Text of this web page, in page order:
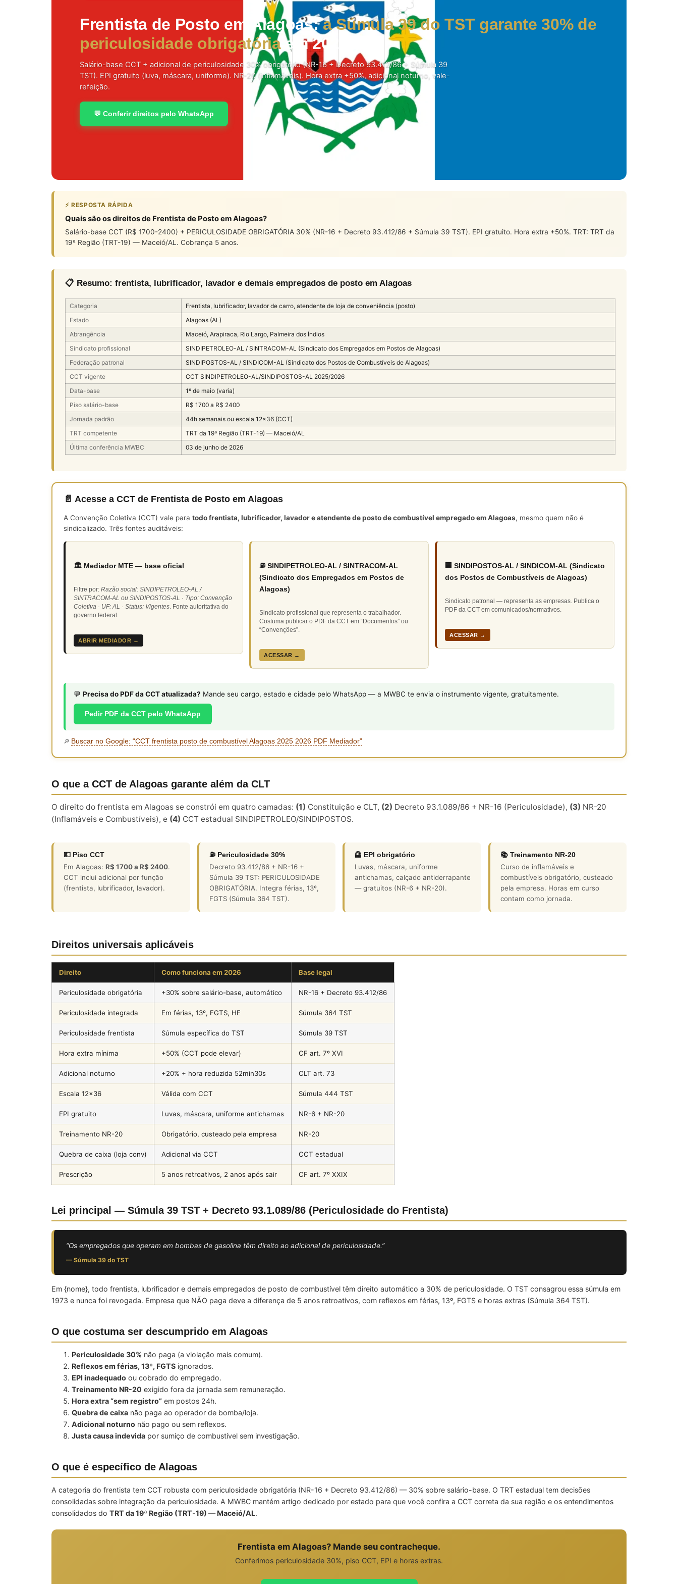
Frentista de Posto em Alagoas:a Súmula 39 do TST garante 30% de
periculosidade obrigatóriaem 2026.
Salário-base CCT + adicional de periculosidade 30% obrigatório (NR-16 + Decreto 93.412/86 + Súmula 39
TST). EPI gratuito (luva, máscara, uniforme). NR-20 (inflamáveis). Hora extra +50%, adicional noturno, vale-
refeição.
💬 Conferir direitos pelo WhatsApp
⚡ RESPOSTA RÁPIDA
Quais são os direitos de Frentista de Posto em Alagoas?
Salário-base CCT (R$ 1700-2400) + PERICULOSIDADE OBRIGATÓRIA 30% (NR-16 + Decreto 93.412/86 + Súmula 39 TST). EPI gratuito. Hora extra +50%. TRT: TRT da
19ª Região (TRT-19) — Maceió/AL. Cobrança 5 anos.
📋 Resumo: frentista, lubrificador, lavador e demais empregados de posto em Alagoas
Categoria
Frentista, lubrificador, lavador de carro, atendente de loja de conveniência (posto)
Estado
Alagoas (AL)
Abrangência
Maceió, Arapiraca, Rio Largo, Palmeira dos Índios
Sindicato profissional
SINDIPETROLEO-AL / SINTRACOM-AL (Sindicato dos Empregados em Postos de Alagoas)
Federação patronal
SINDIPOSTOS-AL / SINDICOM-AL (Sindicato dos Postos de Combustíveis de Alagoas)
CCT vigente
CCT SINDIPETROLEO-AL/SINDIPOSTOS-AL 2025/2026
Data-base
1º de maio (varia)
Piso salário-base
R$ 1700 a R$ 2400
Jornada padrão
44h semanais ou escala 12×36 (CCT)
TRT competente
TRT da 19ª Região (TRT-19) — Maceió/AL
Última conferência MWBC
03 de junho de 2026
📄 Acesse a CCT de Frentista de Posto em Alagoas
A Convenção Coletiva (CCT) vale para todo frentista, lubrificador, lavador e atendente de posto de combustível empregado em Alagoas, mesmo quem não é
sindicalizado. Três fontes auditáveis:
🏛️ Mediador MTE — base oficial
Filtre por: Razão social: SINDIPETROLEO-AL /
SINTRACOM-AL ou SINDIPOSTOS-AL · Tipo: Convenção
Coletiva · UF: AL · Status: Vigentes. Fonte autoritativa do
governo federal.
ABRIR MEDIADOR →
⛽ SINDIPETROLEO-AL / SINTRACOM-AL
(Sindicato dos Empregados em Postos de
Alagoas)
Sindicato profissional que representa o trabalhador.
Costuma publicar o PDF da CCT em “Documentos” ou
“Convenções”.
ACESSAR →
🏢 SINDIPOSTOS-AL / SINDICOM-AL (Sindicato
dos Postos de Combustíveis de Alagoas)
Sindicato patronal — representa as empresas. Publica o
PDF da CCT em comunicados/normativos.
ACESSAR →
💬 Precisa do PDF da CCT atualizada? Mande seu cargo, estado e cidade pelo WhatsApp — a MWBC te envia o instrumento vigente, gratuitamente.
Pedir PDF da CCT pelo WhatsApp
🔎 Buscar no Google: “CCT frentista posto de combustível Alagoas 2025 2026 PDF Mediador”
O que a CCT de Alagoas garante além da CLT
O direito do frentista em Alagoas se constrói em quatro camadas: (1) Constituição e CLT, (2) Decreto 93.1.089/86 + NR-16 (Periculosidade), (3) NR-20
(Inflamáveis e Combustíveis), e (4) CCT estadual SINDIPETROLEO/SINDIPOSTOS.
💵 Piso CCT
Em Alagoas: R$ 1700 a R$ 2400.
CCT inclui adicional por função
(frentista, lubrificador, lavador).
⛽ Periculosidade 30%
Decreto 93.412/86 + NR-16 +
Súmula 39 TST: PERICULOSIDADE
OBRIGATÓRIA. Integra férias, 13º,
FGTS (Súmula 364 TST).
🦺 EPI obrigatório
Luvas, máscara, uniforme
antichamas, calçado antiderrapante
— gratuitos (NR-6 + NR-20).
📚 Treinamento NR-20
Curso de inflamáveis e
combustíveis obrigatório, custeado
pela empresa. Horas em curso
contam como jornada.
Direitos universais aplicáveis
Direito Como funciona em 2026 Base legal
Periculosidade obrigatória +30% sobre salário-base, automático NR-16 + Decreto 93.412/86
Periculosidade integrada Em férias, 13º, FGTS, HE Súmula 364 TST
Periculosidade frentista Súmula específica do TST Súmula 39 TST
Hora extra mínima +50% (CCT pode elevar) CF art. 7º XVI
Adicional noturno +20% + hora reduzida 52min30s CLT art. 73
Escala 12×36 Válida com CCT Súmula 444 TST
EPI gratuito Luvas, máscara, uniforme antichamas NR-6 + NR-20
Treinamento NR-20 Obrigatório, custeado pela empresa NR-20
Quebra de caixa (loja conv) Adicional via CCT CCT estadual
Prescrição 5 anos retroativos, 2 anos após sair CF art. 7º XXIX
Lei principal — Súmula 39 TST + Decreto 93.1.089/86 (Periculosidade do Frentista)
“Os empregados que operam em bombas de gasolina têm direito ao adicional de periculosidade.”
— Súmula 39 do TST
Em {nome}, todo frentista, lubrificador e demais empregados de posto de combustível têm direito automático a 30% de periculosidade. O TST consagrou essa súmula em
1973 e nunca foi revogada. Empresa que NÃO paga deve a diferença de 5 anos retroativos, com reflexos em férias, 13º, FGTS e horas extras (Súmula 364 TST).
O que costuma ser descumprido em Alagoas
Periculosidade 30% não paga (a violação mais comum).
Reflexos em férias, 13º, FGTS ignorados.
EPI inadequado ou cobrado do empregado.
Treinamento NR-20 exigido fora da jornada sem remuneração.
Hora extra “sem registro” em postos 24h.
Quebra de caixa não paga ao operador de bomba/loja.
Adicional noturno não pago ou sem reflexos.
Justa causa indevida por sumiço de combustível sem investigação.
O que é específico de Alagoas
A categoria do frentista tem CCT robusta com periculosidade obrigatória (NR-16 + Decreto 93.412/86) — 30% sobre salário-base. O TRT estadual tem decisões
consolidadas sobre integração da periculosidade. A MWBC mantém artigo dedicado por estado para que você confira a CCT correta da sua região e os entendimentos
consolidados do TRT da 19ª Região (TRT-19) — Maceió/AL.
Frentista em Alagoas? Mande seu contracheque.
Conferimos periculosidade 30%, piso CCT, EPI e horas extras.